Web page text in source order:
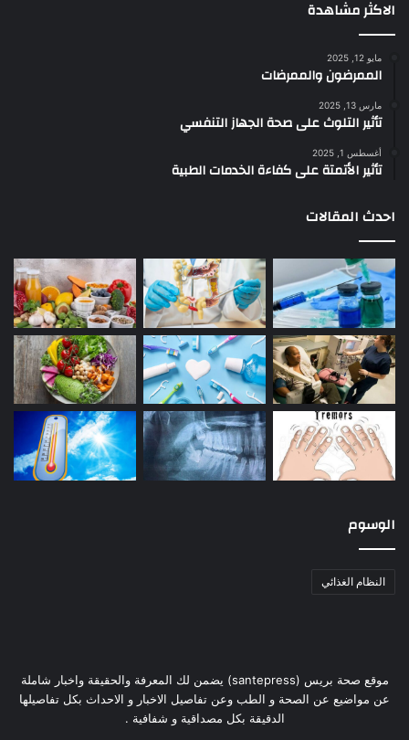
الاكثر مشاهدة
مايو 12, 2025
الممرضون والممرضات
مارس 13, 2025
تأثير التلوث على صحة الجهاز التنفسي
أغسطس 1, 2025
تأثير الأتمتة على كفاءة الخدمات الطبية
احدث المقالات
الوسوم
النظام الغذائي
موقع صحة بريس (santepress) يضمن لك المعرفة والحقيقة واخبار شاملة
عن مواضيع عن الصحة و الطب وعن تفاصيل الاخبار و الاحداث بكل تفاصيلها
الدقيقة بكل مصداقية و شفافية .